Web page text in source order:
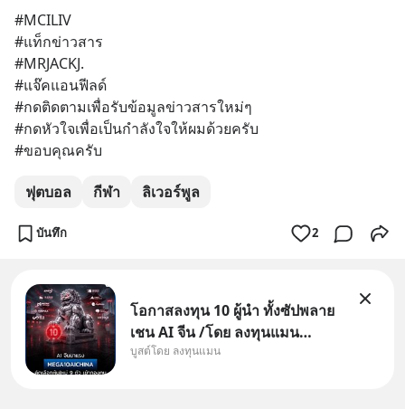
#MCILIV
#แท็กข่าวสาร
#MRJACKJ.
#แจ๊คแอนฟีลด์
#กดติดตามเพื่อรับข้อมูลข่าวสารใหม่ๆ
#กดหัวใจเพื่อเป็นกำลังใจให้ผมด้วยครับ
#ขอบคุณครับ
ฟุตบอล กีฬา ลิเวอร์พูล
บันทึก 2
โอกาสลงทุน 10 ผู้นำ ทั้งซัปพลาย
เชน AI จีน /โดย ลงทุนแมน
✅ลงทุนตรง คัด 10 ผู้นำเน้น ๆ ใน
บูสต์โดย ลงทุนแมน